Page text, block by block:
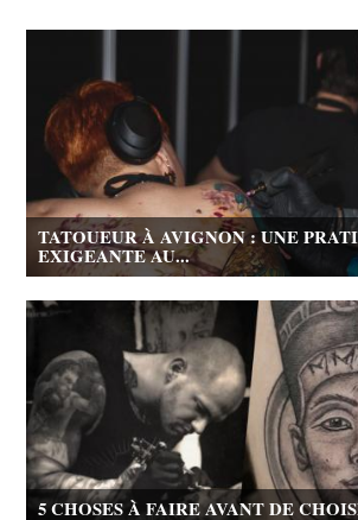
TATOUEUR À AVIGNON : UNE
EXIGEANTE AU...
5 CHOSES À FAIRE AVANT DE